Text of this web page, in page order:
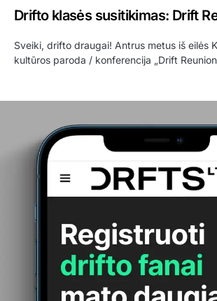
Drifto klasės susitikimas: Drift
Sveiki, drifto draugai! Antrus metus iš eilės
kultūros paroda / konferencija „Drift